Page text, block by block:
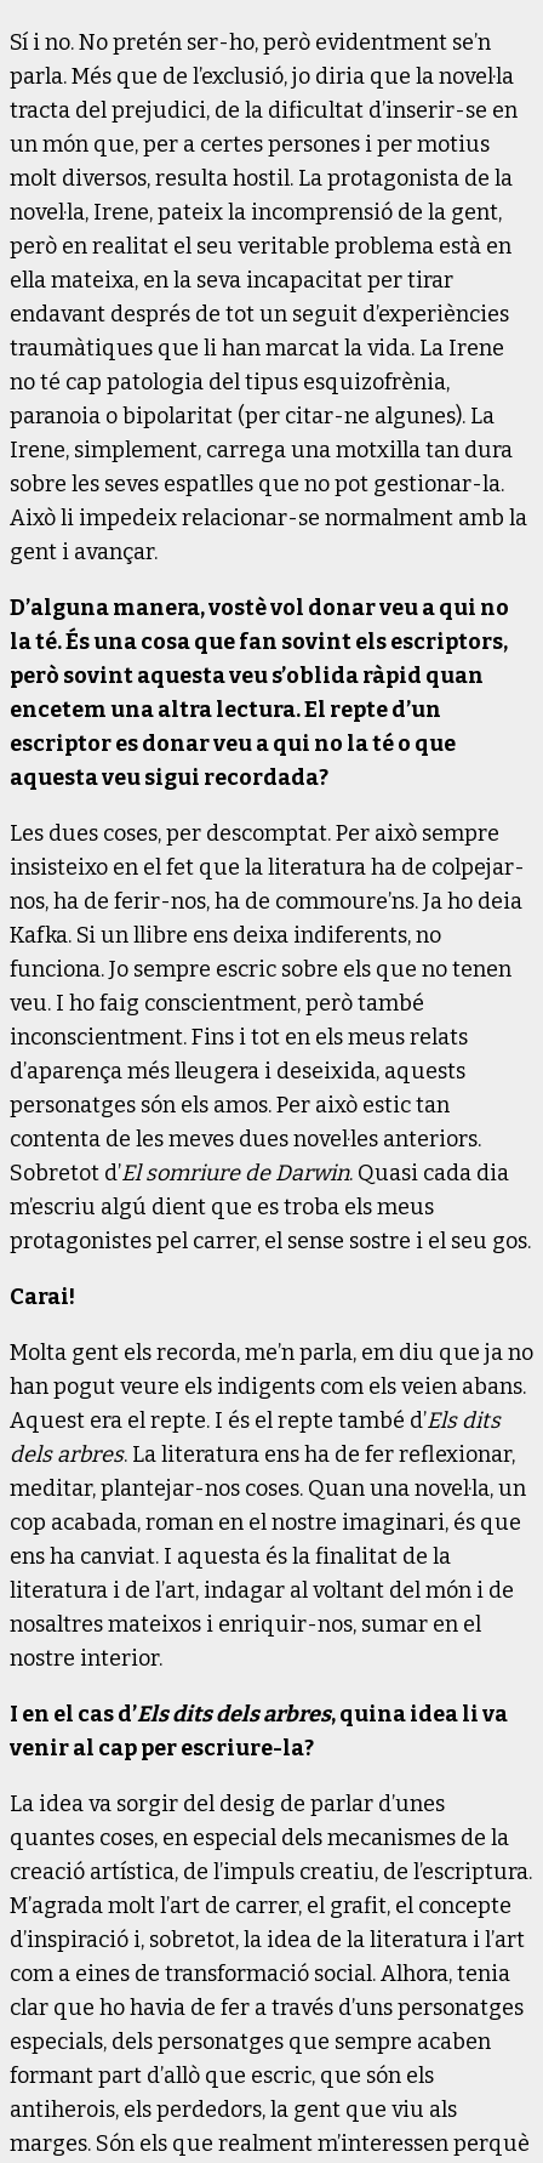
Sí i no. No pretén ser-ho, però evidentment se’n
parla. Més que de l’exclusió, jo diria que la novel·la
tracta del prejudici, de la dificultat d’inserir-se en
un món que, per a certes persones i per motius
molt diversos, resulta hostil. La protagonista de la
novel·la, Irene, pateix la incomprensió de la gent,
però en realitat el seu veritable problema està en
ella mateixa, en la seva incapacitat per tirar
endavant després de tot un seguit d’experiències
traumàtiques que li han marcat la vida. La Irene
no té cap patologia del tipus esquizofrènia,
paranoia o bipolaritat (per citar-ne algunes). La
Irene, simplement, carrega una motxilla tan dura
sobre les seves espatlles que no pot gestionar-la.
Això li impedeix relacionar-se normalment amb la
gent i avançar.
D’alguna manera, vostè vol donar veu a qui no
la té. És una cosa que fan sovint els escriptors,
però sovint aquesta veu s’oblida ràpid quan
encetem una altra lectura. El repte d’un
escriptor es donar veu a qui no la té o que
aquesta veu sigui recordada?
Les dues coses, per descomptat. Per això sempre
insisteixo en el fet que la literatura ha de colpejar-
nos, ha de ferir-nos, ha de commoure’ns. Ja ho deia
Kafka. Si un llibre ens deixa indiferents, no
funciona. Jo sempre escric sobre els que no tenen
veu. I ho faig conscientment, però també
inconscientment. Fins i tot en els meus relats
d’aparença més lleugera i deseixida, aquests
personatges són els amos. Per això estic tan
contenta de les meves dues novel·les anteriors.
Sobretot d’El somriure de Darwin. Quasi cada dia
m’escriu algú dient que es troba els meus
protagonistes pel carrer, el sense sostre i el seu gos.
Carai!
Molta gent els recorda, me’n parla, em diu que ja no
han pogut veure els indigents com els veien abans.
Aquest era el repte. I és el repte també d’Els dits
dels arbres. La literatura ens ha de fer reflexionar,
meditar, plantejar-nos coses. Quan una novel·la, un
cop acabada, roman en el nostre imaginari, és que
ens ha canviat. I aquesta és la finalitat de la
literatura i de l’art, indagar al voltant del món i de
nosaltres mateixos i enriquir-nos, sumar en el
nostre interior.
I en el cas d’Els dits dels arbres, quina idea li va
venir al cap per escriure-la?
La idea va sorgir del desig de parlar d’unes
quantes coses, en especial dels mecanismes de la
creació artística, de l’impuls creatiu, de l’escriptura.
M’agrada molt l’art de carrer, el grafit, el concepte
d’inspiració i, sobretot, la idea de la literatura i l’art
com a eines de transformació social. Alhora, tenia
clar que ho havia de fer a través d’uns personatges
especials, dels personatges que sempre acaben
formant part d’allò que escric, que són els
antiherois, els perdedors, la gent que viu als
marges. Són els que realment m’interessen perquè